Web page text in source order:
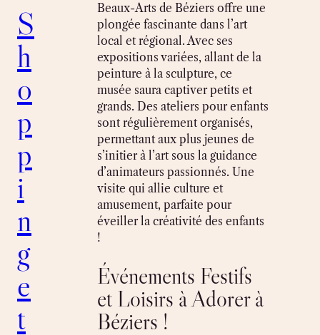
S
h
o
p
p
i
n
g
e
t
Beaux-Arts de Béziers offre une
plongée fascinante dans l’art
local et régional. Avec ses
expositions variées, allant de la
peinture à la sculpture, ce
musée saura captiver petits et
grands. Des ateliers pour enfants
sont régulièrement organisés,
permettant aux plus jeunes de
s’initier à l’art sous la guidance
d’animateurs passionnés. Une
visite qui allie culture et
amusement, parfaite pour
éveiller la créativité des enfants
!
Événements Festifs
et Loisirs à Adorer à
Béziers !